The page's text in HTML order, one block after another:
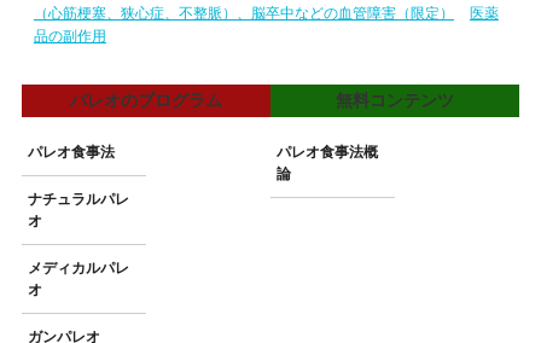
（心筋梗塞、狭心症、不整脈）、脳卒中などの血管障害（限定）
医薬
品の副作用
パレオのプログラム
パレオ食事法
ナチュラルパレ
オ
メディカルパレ
オ
ガンパレオ
無料コンテンツ
パレオ食事法概
論